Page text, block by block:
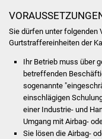
Sie dürfen unter folgenden
Gurtstraffereinheiten der
Ihr Betrieb muss über
betreffenden
sogenannte
einschlägigen
einer Industrie- und
Umgang mit Airbag-
Sie lösen die Airbag-